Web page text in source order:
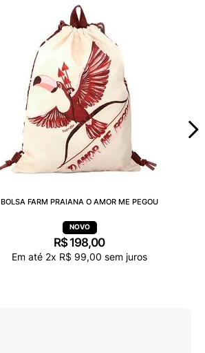
BOLSA FARM PRAIANA O AMOR ME PEGOU
R$ 198,00
Em até 2x R$ 99,00 sem juros